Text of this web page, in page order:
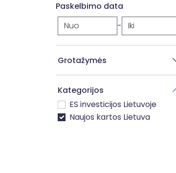
Paskelbimo data
-
Grotažymės
Kategorijos
ES investicijos Lietuvoje
Naujos kartos Lietuva